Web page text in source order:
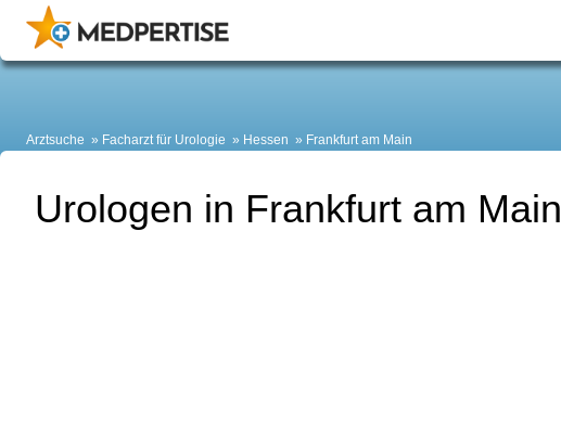
Arztsuche Facharzt für Urologie Hessen Frankfurt am Main
Urologen in Frankfurt am Main